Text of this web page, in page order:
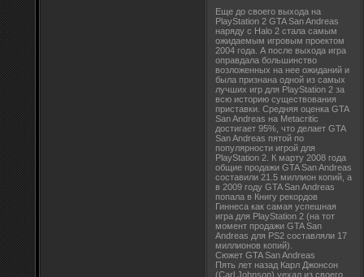
Еще до своего выхода на
PlayStation 2 GTA San Andreas
наряду с Halo 2 стала самым
ожидаемым игровым проектом
2004 года. А после выхода игра
оправдала большинство
возложенных на нее ожиданий и
была признана одной из самых
лучших игр для PlayStation 2 за
всю историю существования
приставки. Средняя оценка GTA
San Andreas на Metacritic
достигает 95%, что делает GTA
San Andreas пятой по
популярности игрой для
PlayStation 2. К марту 2008 года
общие продажи GTA San Andreas
составили 21.5 миллион копий, а
в 2009 году GTA San Andreas
попала в Книгу рекордов
Гиннеса как самая успешная
игра для PlayStation 2 (на тот
момент продажи GTA San
Andreas для PS2 составляли 17
миллионов копий).
Сюжет GTA San Andreas
Пять лет назад Карл Джонсон
(Carl Johnson) уехал из своего